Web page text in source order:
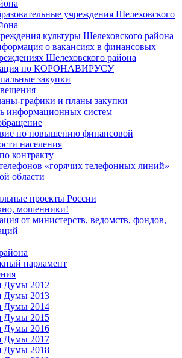
учреждения Шелеховского
культуры Шелеховского района
о вакансиях в финансовых
Шелеховского района
по КОРОНАВИРУСУ
закупки
графики и планы закупки
информационных систем
по повышению финансовой
населения
контракту
«горячих телефонных линий»
области
проекты России
мошенники!
от министерств, ведомств, фондов,
парламент
Думы 2012
Думы 2013
Думы 2014
Думы 2015
Думы 2016
Думы 2017
Думы 2018